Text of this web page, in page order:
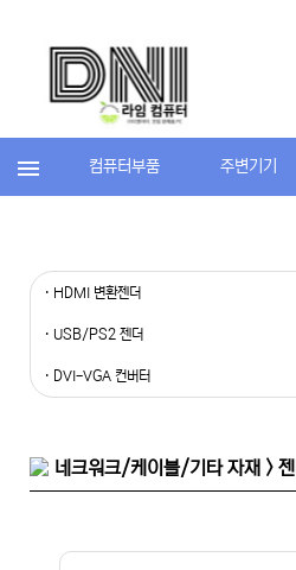
컴퓨터부품 주변기기
· HDMI 변환젠더
· USB/PS2 젠더
· DVI-VGA 컨버터
네크워크/케이블/기타 자재 >